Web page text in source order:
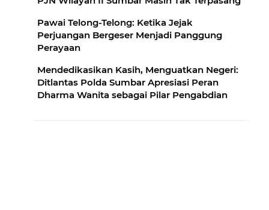
Pawai Telong-Telong: Ketika Jejak
Perjuangan Bergeser Menjadi Panggung
Perayaan
Mendedikasikan Kasih, Menguatkan Negeri:
Ditlantas Polda Sumbar Apresiasi Peran
Dharma Wanita sebagai Pilar Pengabdian